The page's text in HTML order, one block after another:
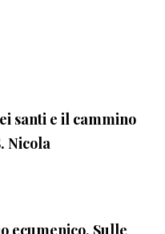
santi e il cammino
Nicola
ecumenico. Sulle